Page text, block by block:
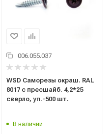
006.055.037
WSD Саморезы окраш. RAL
8017 с пресшайб. 4,2*25
сверло, уп.-500 шт.
В наличии